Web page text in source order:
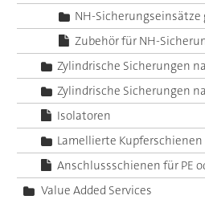
NH-Sicherungseinsätze
Zubehör für NH-
Zylindrische Sicherungen
Zylindrische Sicherungen
Isolatoren
Lamellierte Kupferschienen
Anschlussschienen für PE
Value Added Services